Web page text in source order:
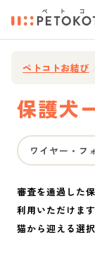
ペトコトお結び
保護犬
ワイヤー・フ
審査を通過した
利用いただけま
猫から迎える選